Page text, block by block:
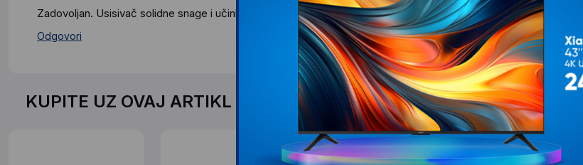
Zadovoljan. Usisivač solidne snage i učinka.
Odgovori
KUPITE UZ OVAJ ARTIKL PO SPECIJALNOJ CENI